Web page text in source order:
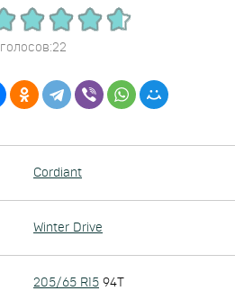
голосов:22
Cordiant
Winter Drive
205/65 R15 94T